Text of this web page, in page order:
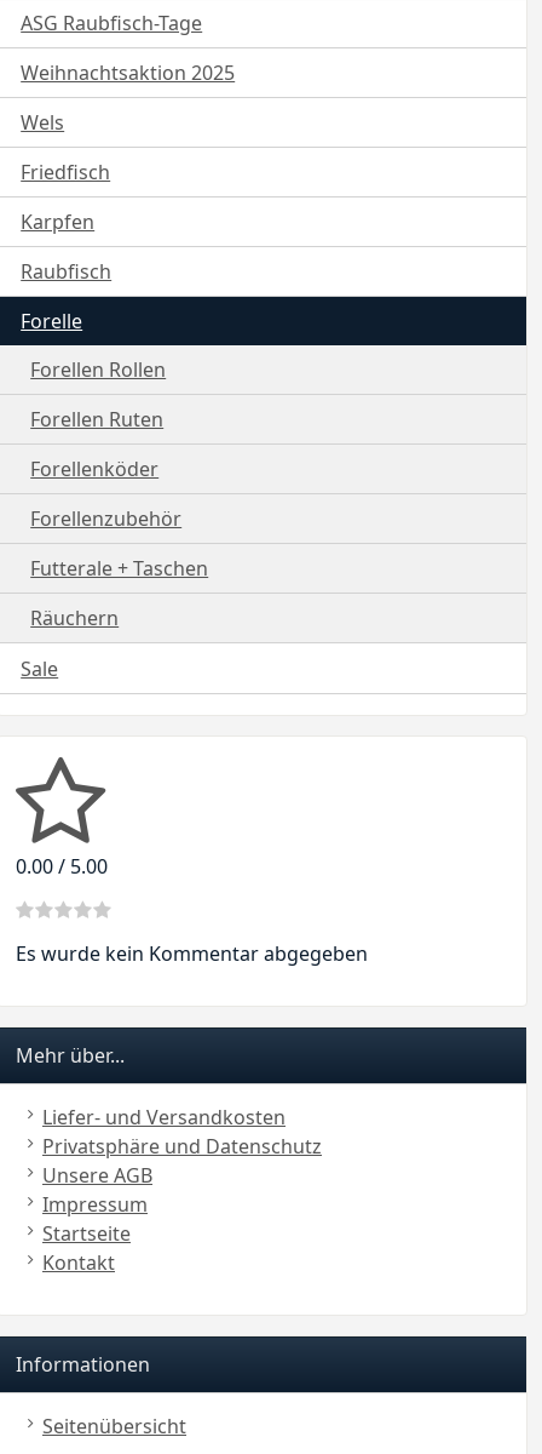
ASG Raubfisch-Tage
Weihnachtsaktion 2025
Wels
Friedfisch
Karpfen
Raubfisch
Forelle
Forellen Rollen
Forellen Ruten
Forellenköder
Forellenzubehör
Futterale + Taschen
Räuchern
Sale
0.00 / 5.00
Es wurde kein Kommentar abgegeben
Mehr über...
Liefer- und Versandkosten
Privatsphäre und Datenschutz
Unsere AGB
Impressum
Startseite
Kontakt
Informationen
Seitenübersicht